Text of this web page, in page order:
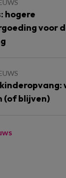
hogere
voor
kinderopvang:
(of blijven)